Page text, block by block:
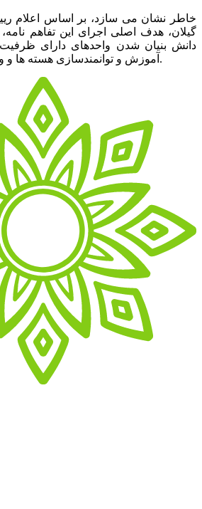
خاطر نشان می سازد، بر اساس اعلام
گیلان، هدف اصلی اجرای این تفاهم
دانش بنیان شدن واحدهای دارای ظرفیت
آموزش و توانمندسازی هسته ها و واحدهای مذکور می باشد.